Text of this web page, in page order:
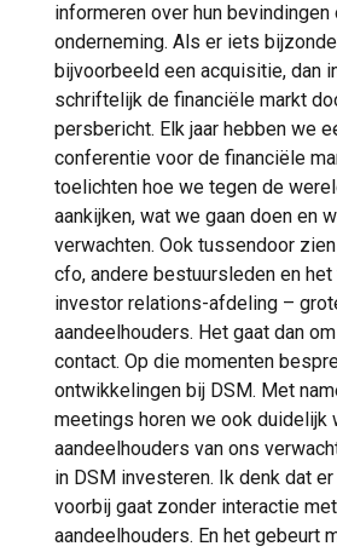
informeren over hun bevindingen
onderneming. Als er iets
bijvoorbeeld een acquisitie, dan
schriftelijk de financiële markt
persbericht. Elk jaar hebben we
conferentie voor de financiële
toelichten hoe we tegen de
aankijken, wat we gaan doen en
verwachten. Ook tussendoor
cfo, andere bestuursleden en
investor relations-afdeling –
aandeelhouders. Het gaat dan
contact. Op die momenten
ontwikkelingen bij DSM. Met
meetings horen we ook duidelijk
aandeelhouders van ons
in DSM investeren. Ik denk dat
voorbij gaat zonder interactie
aandeelhouders. En het gebeurt